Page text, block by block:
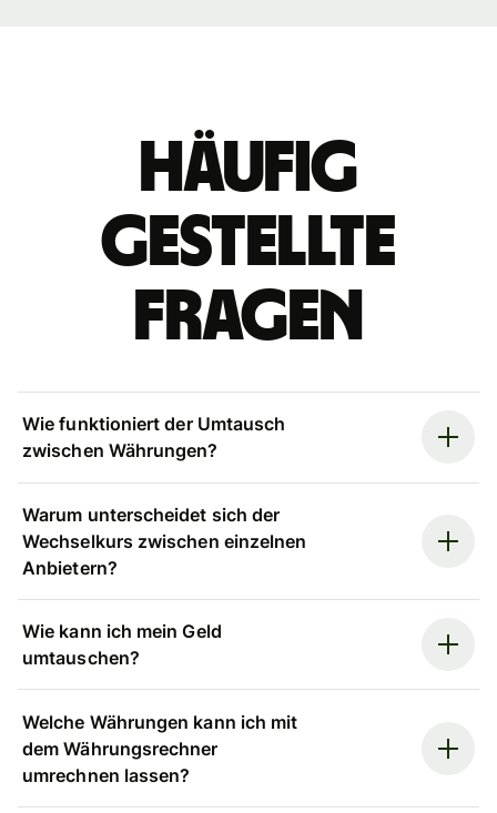
Häufig
gestellte
Fragen
Wie funktioniert der Umtausch
zwischen Währungen?
Warum unterscheidet sich der
Wechselkurs zwischen einzelnen
Anbietern?
Wie kann ich mein Geld
umtauschen?
Welche Währungen kann ich mit
dem Währungsrechner
umrechnen lassen?